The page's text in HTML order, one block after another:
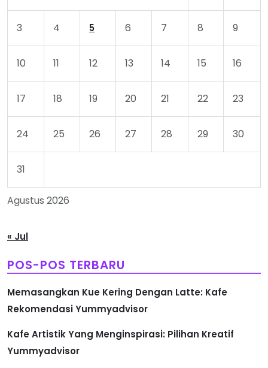
Agustus 2026
3 4 5 6 7 8 9
10 11 12 13 14 15 16
17 18 19 20 21 22 23
24 25 26 27 28 29 30
31
« Jul
POS-POS TERBARU
Memasangkan Kue Kering Dengan Latte: Kafe
Rekomendasi Yummyadvisor
Kafe Artistik Yang Menginspirasi: Pilihan Kreatif
Yummyadvisor